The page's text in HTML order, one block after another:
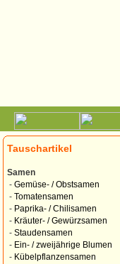
Tauschartikel
Samen
- Gemüse- / Obstsamen
- Tomatensamen
- Paprika- / Chilisamen
- Kräuter- / Gewürzsamen
- Staudensamen
- Ein- / zweijährige Blumen
- Kübelpflanzensamen